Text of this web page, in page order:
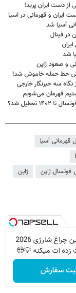
از دست ایران پرید!
ایران و قهرمانی در آسیا
آسیا شد
در فینال
شد
و صعود ژاپن
آتش خط حمله خاموش شد!
سه خبرنگار خارجی
قهرمان می‌شویم
تعطیل شد؟
قهرمانی آسیا
فوتسال ژاپن
ژاپن
پرکاربردترین چراغ شارژی 2026
ات میکنه 💡😍
سفارش